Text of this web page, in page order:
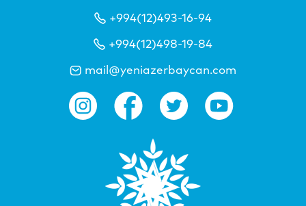
+994(12)493-16-94
+994(12)498-19-84
mail@yeniazerbaycan.com